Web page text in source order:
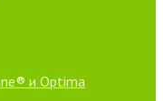
и Optima